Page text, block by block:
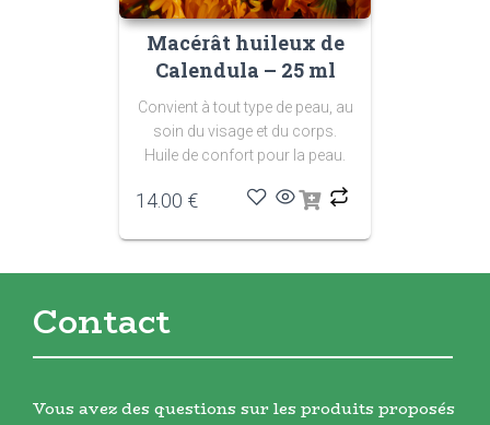
Macérât huileux de
Calendula – 25 ml
Convient à tout type de peau, au
soin du visage et du corps.
Huile de confort pour la peau.
14.00 €
Contact
Vous avez des questions sur les produits proposés